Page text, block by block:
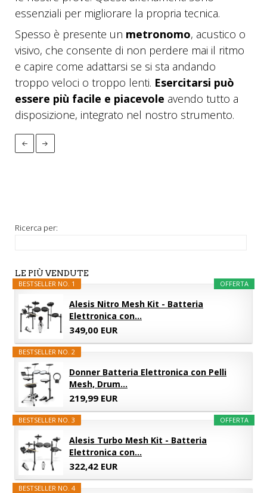
essenziali per migliorare la propria tecnica.
Spesso è presente un metronomo, acustico o
visivo, che consente di non perdere mai il ritmo
e capire come adattarsi se si sta andando
troppo veloci o troppo lenti. Esercitarsi può
essere più facile e piacevole avendo tutto a
disposizione, integrato nel nostro strumento.
Ricerca per:
LE PIÙ VENDUTE
OFFERTA
BESTSELLER NO. 1
Alesis Nitro Mesh Kit - Batteria
Elettronica con...
349,00 EUR
BESTSELLER NO. 2
Donner Batteria Elettronica con Pelli
Mesh, Drum...
219,99 EUR
OFFERTA
BESTSELLER NO. 3
Alesis Turbo Mesh Kit - Batteria
Elettronica con...
322,42 EUR
BESTSELLER NO. 4